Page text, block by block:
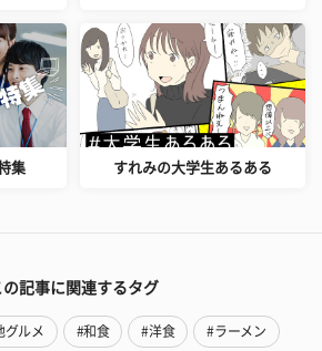
集 すれみの大学生あるある
の記事に関連するタグ
グルメ #和食 #洋食 #ラーメン